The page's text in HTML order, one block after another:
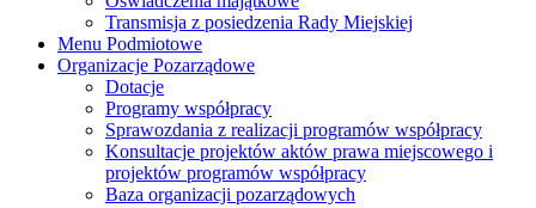
Transmisja z posiedzenia Rady Miejskiej
Menu Podmiotowe
Organizacje Pozarządowe
Dotacje
Programy współpracy
Sprawozdania z realizacji programów współpracy
Konsultacje projektów aktów prawa miejscowego i
projektów programów współpracy
Baza organizacji pozarządowych